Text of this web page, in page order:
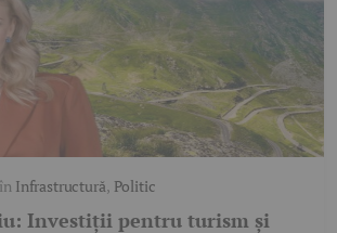
în Infrastructură, Politic
Investiții pentru turism și